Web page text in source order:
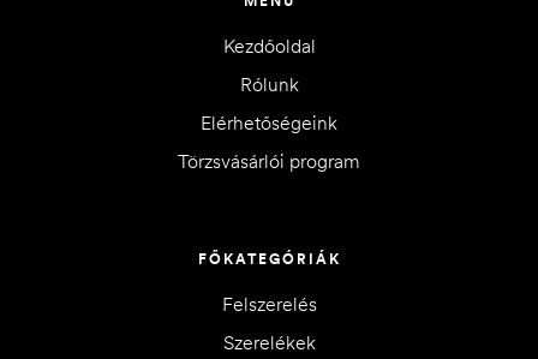
Kezdőoldal
Rólunk
Elérhetőségeink
Törzsvásárlói program
FŐKATEGÓRIÁK
Felszerelés
Szerelékek